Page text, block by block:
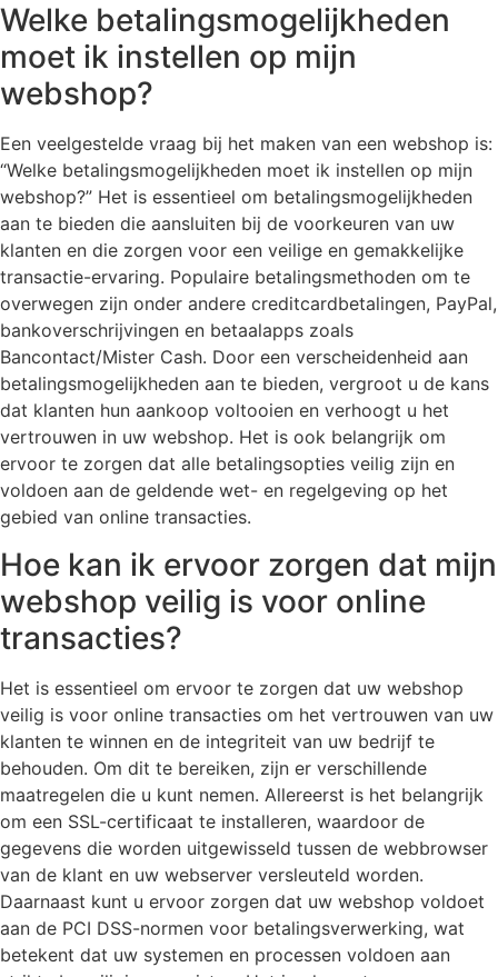
Welke betalingsmogelijkheden
moet ik instellen op mijn
webshop?
Een veelgestelde vraag bij het maken van een webshop is:
“Welke betalingsmogelijkheden moet ik instellen op mijn
webshop?” Het is essentieel om betalingsmogelijkheden
aan te bieden die aansluiten bij de voorkeuren van uw
klanten en die zorgen voor een veilige en gemakkelijke
transactie-ervaring. Populaire betalingsmethoden om te
overwegen zijn onder andere creditcardbetalingen, PayPal,
bankoverschrijvingen en betaalapps zoals
Bancontact/Mister Cash. Door een verscheidenheid aan
betalingsmogelijkheden aan te bieden, vergroot u de kans
dat klanten hun aankoop voltooien en verhoogt u het
vertrouwen in uw webshop. Het is ook belangrijk om
ervoor te zorgen dat alle betalingsopties veilig zijn en
voldoen aan de geldende wet- en regelgeving op het
gebied van online transacties.
Hoe kan ik ervoor zorgen dat mijn
webshop veilig is voor online
transacties?
Het is essentieel om ervoor te zorgen dat uw webshop
veilig is voor online transacties om het vertrouwen van uw
klanten te winnen en de integriteit van uw bedrijf te
behouden. Om dit te bereiken, zijn er verschillende
maatregelen die u kunt nemen. Allereerst is het belangrijk
om een SSL-certificaat te installeren, waardoor de
gegevens die worden uitgewisseld tussen de webbrowser
van de klant en uw webserver versleuteld worden.
Daarnaast kunt u ervoor zorgen dat uw webshop voldoet
aan de PCI DSS-normen voor betalingsverwerking, wat
betekent dat uw systemen en processen voldoen aan